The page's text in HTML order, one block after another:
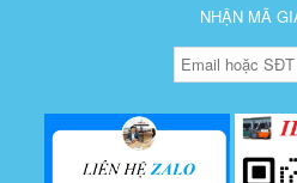
NHẬN MÃ